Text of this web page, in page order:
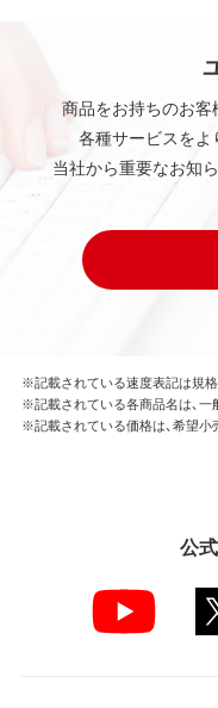
商品をお持ちのお客
各種サービスをよ
当社から重要なお知
※記載されている速度表記は規格
※記載されている各商品名は、一
※記載されている価格は、希望小
公